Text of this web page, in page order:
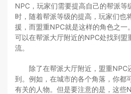
NPC，玩家们需要提高自己的帮派等
时，随着帮派等级的提高，玩家们也
援，而盟重NPC就是这样的角色之一
可以在帮派大厅附近的NPC处找到盟
流。
除了在帮派大厅附近，盟重NPC
到。例如，在城市的各个角落，你都
有关的人物。但是要注意的是，这些